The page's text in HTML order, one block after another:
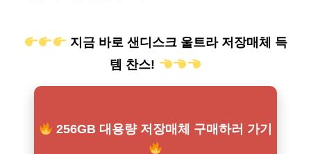
지금 바로 샌디스크 울트라 저장매체 득
템 찬스!
256GB 대용량 저장매체 구매하러 가기